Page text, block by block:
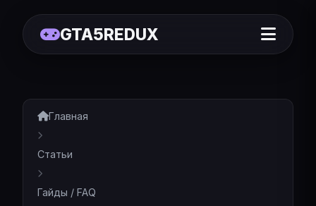
GTA5REDUX
Главная
Статьи
Гайды / FAQ